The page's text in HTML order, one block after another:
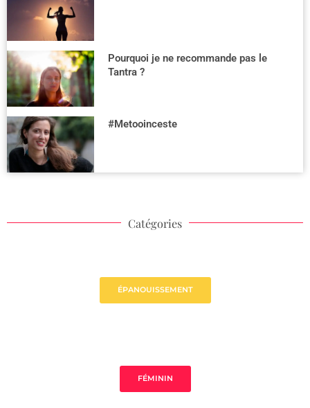
Pourquoi je ne recommande pas le
Tantra ?
#Metooinceste
Catégories
ÉPANOUISSEMENT
FÉMININ